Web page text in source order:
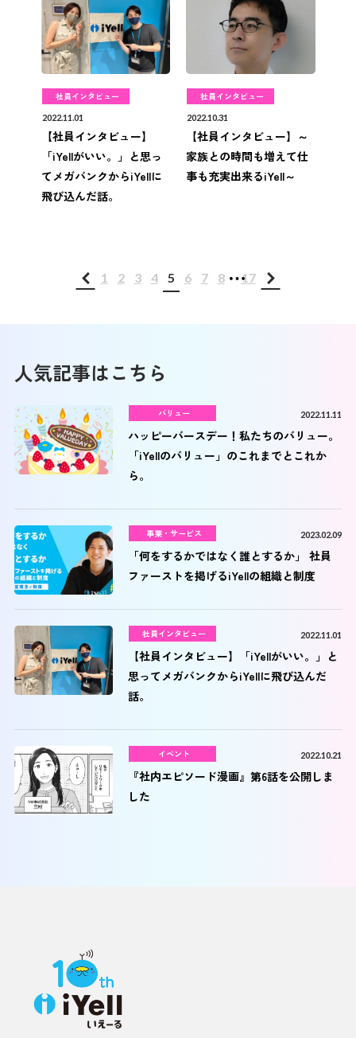
社員インタビュー
2022.11.01
【社員インタビュー】
「iYellがいい。」と思っ
てメガバンクからiYellに
飛び込んだ話。
社員インタビュー
2022.10.31
【社員インタビュー】～
家族との時間も増えて仕
事も充実出来るiYell～
1 2 3 4 5 6 7 8 ...
17
人気記事はこちら
バリュー 2022.11.11
ハッピーバースデー！私たちのバリュー。
「iYellのバリュー」のこれまでとこれか
ら。
事業・サービス 2023.02.09
「何をするかではなく誰とするか」 社員
ファーストを掲げるiYellの組織と制度
社員インタビュー 2022.11.01
【社員インタビュー】「iYellがいい。」と
思ってメガバンクからiYellに飛び込んだ
話。
イベント 2022.10.21
『社内エピソード漫画』第6話を公開しま
した